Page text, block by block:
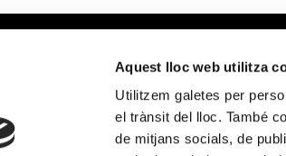
Aquest lloc web utilitza
Utilitzem galetes per
el trànsit del lloc. També
de mitjans socials, de
Política
Política
Política
xarxes